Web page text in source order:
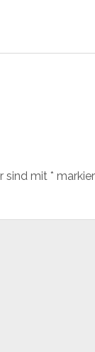
sind mit *